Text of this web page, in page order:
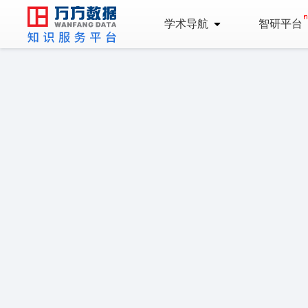
学术导航 智研平台